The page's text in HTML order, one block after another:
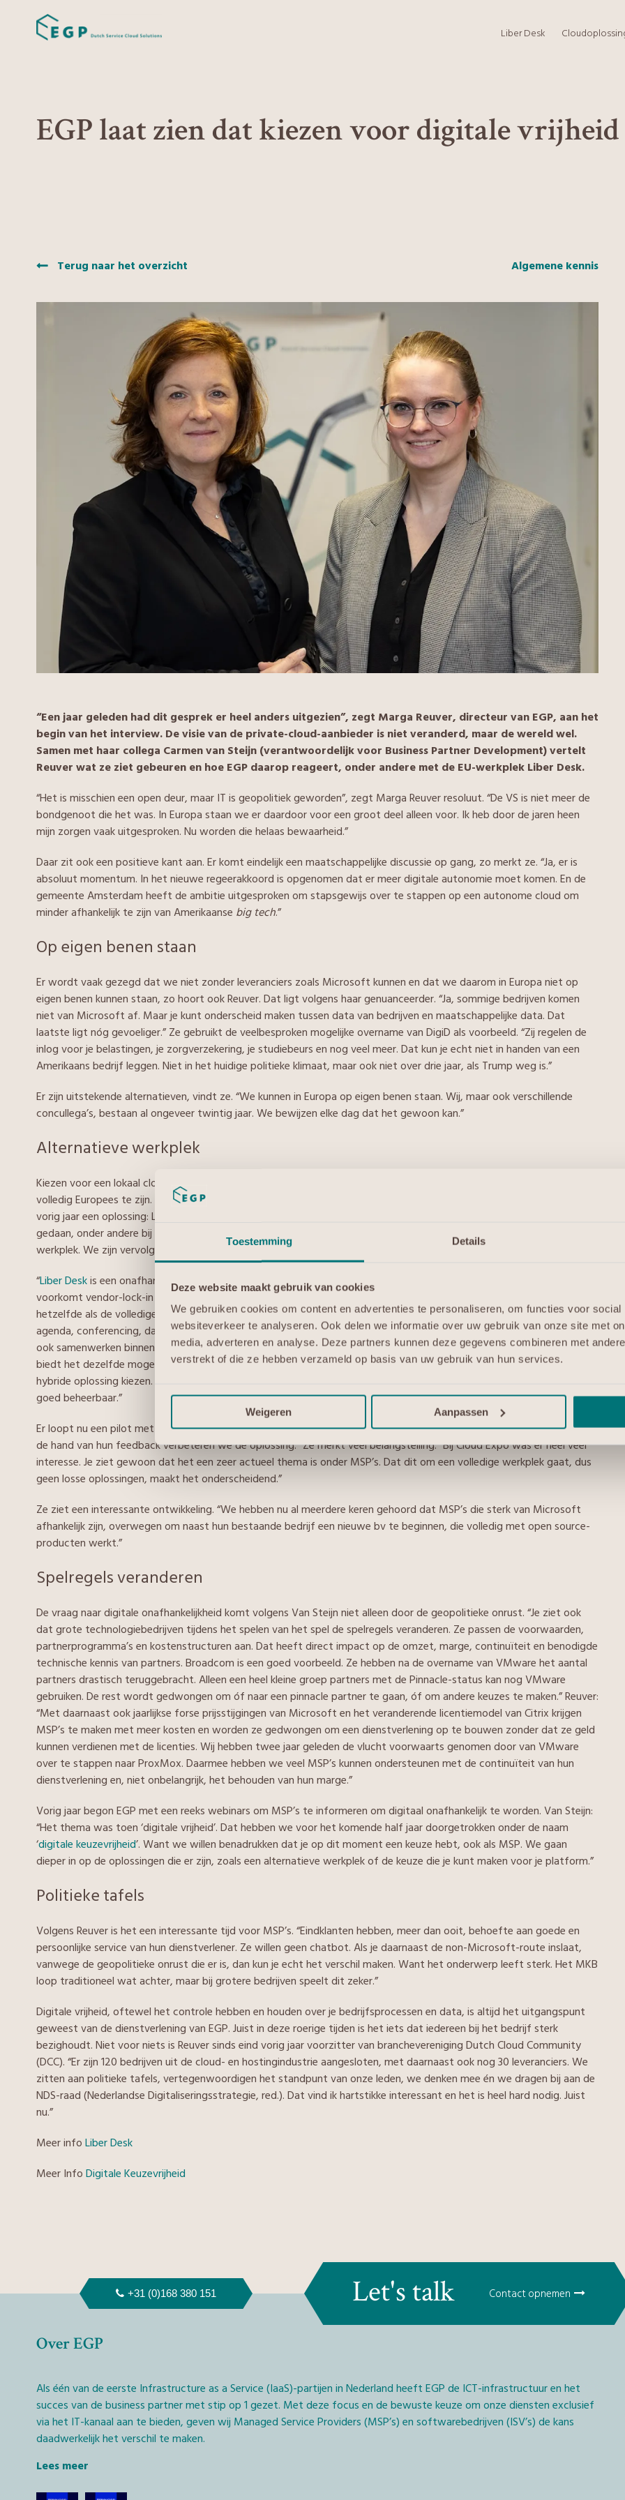
Toestemming Details
Deze website maakt gebruik van cookies
We gebruiken cookies om content en advertenties te personaliseren, om functies voor
websiteverkeer te analyseren. Ook delen we informatie over uw gebruik van onze site met
media, adverteren en analyse. Deze partners kunnen deze gegevens combineren met
verstrekt of die ze hebben verzameld op basis van uw gebruik van hun services.
Weigeren Aanpassen
Liber Desk
EGP laat zien dat kiezen voor digitale
Terug naar het overzicht Algemene kennis
“Een jaar geleden had dit gesprek er heel anders uitgezien”, zegt Marga Reuver, directeur van EGP, aan het
begin van het interview. De visie van de private-cloud-aanbieder is niet veranderd, maar de wereld wel.
Samen met haar collega Carmen van Steijn (verantwoordelijk voor Business Partner Development) vertelt
Reuver wat ze ziet gebeuren en hoe EGP daarop reageert, onder andere met de EU-werkplek Liber Desk.
“Het is misschien een open deur, maar IT is geopolitiek geworden”, zegt Marga Reuver resoluut. “De VS is niet meer de
bondgenoot die het was. In Europa staan we er daardoor voor een groot deel alleen voor. Ik heb door de jaren heen
mijn zorgen vaak uitgesproken. Nu worden die helaas bewaarheid.”
Daar zit ook een positieve kant aan. Er komt eindelijk een maatschappelijke discussie op gang, zo merkt ze. “Ja, er is
absoluut momentum. In het nieuwe regeerakkoord is opgenomen dat er meer digitale autonomie moet komen. En de
gemeente Amsterdam heeft de ambitie uitgesproken om stapsgewijs over te stappen op een autonome cloud om
minder afhankelijk te zijn van Amerikaanse bigtech.”
Op eigen benen staan
Er wordt vaak gezegd dat we niet zonder leveranciers zoals Microsoft kunnen en dat we daarom in Europa niet op
eigen benen kunnen staan, zo hoort ook Reuver. Dat ligt volgens haar genuanceerder. “Ja, sommige bedrijven komen
niet van Microsoft af. Maar je kunt onderscheid maken tussen data van bedrijven en maatschappelijke data. Dat
laatste ligt nóg gevoeliger.” Ze gebruikt de veelbesproken mogelijke overname van DigiD als voorbeeld. “Zij regelen de
inlog voor je belastingen, je zorgverzekering, je studiebeurs en nog veel meer. Dat kun je echt niet in handen van een
Amerikaans bedrijf leggen. Niet in het huidige politieke klimaat, maar ook niet over drie jaar, als Trump weg is.”
Er zijn uitstekende alternatieven, vindt ze. “We kunnen in Europa op eigen benen staan. Wij, maar ook verschillende
concullega’s, bestaan al ongeveer twintig jaar. We bewijzen elke dag dat het gewoon kan.”
Alternatieve werkplek
Kiezen voor een lokaal cloudplatform is volgens haar prima mogelijk. De uitdaging zit erin om ook op werkplek-niveau
volledig Europees te zijn. Dan moet je leveranciers zoals met name Microsoft omzeilen. Daarvoor heeft EGP sinds eind
vorig jaar een oplossing: Liber Desk. Carmen van Steijn vertelt over de visie die daarachter zit. “We hebben onderzoek
gedaan, onder andere bij onze business partners. Daaruit kwam naar voren dat er behoefte is aan een alternatieve
werkplek. We zijn vervolgens gaan bouwen.”
“Liber Deskis een onafhankelijke, modulaire EU-gebaseerde werkplek”, vervolgt ze. “Het geeft je meer vrijheid, het
voorkomt vendor-lock-in en je houdt je data en diensten binnen Europese jurisdictie. Het biedt eigenlijk precies
hetzelfde als de volledige Microsoft-stack, maar dan met open-source-applicaties. Je hebt dus onder andere mail,
agenda, conferencing, dataopslag, file sharing, tekstverwerking, spreadsheets en een presentatie-programma. Je kunt
ook samenwerken binnen die programma’s. Ja, het ziet er anders uit, dus je zult even moeten wennen, maar uiteindelijk
biedt het dezelfde mogelijkheden. Bedrijven die niet volledig over willen stappen op open source kunnen ook voor een
hybride oplossing kiezen. Liber Desk is namelijk, zoals gezegd, volledig modulair opgebouwd en daarnaast ook heel
goed beheerbaar.”
Er loopt nu een pilot met Liber Desk. Van Steijn: “Verschillende partners kijken hoe het werkt en wat ze nog missen. Aan
de hand van hun feedback verbeteren we de oplossing.” Ze merkt veel belangstelling. “Bij Cloud Expo was er heel veel
interesse. Je ziet gewoon dat het een zeer actueel thema is onder MSP’s. Dat dit om een volledige werkplek gaat, dus
geen losse oplossingen, maakt het onderscheidend.”
Ze ziet een interessante ontwikkeling. “We hebben nu al meerdere keren gehoord dat MSP’s die sterk van Microsoft
afhankelijk zijn, overwegen om naast hun bestaande bedrijf een nieuwe bv te beginnen, die volledig met open source-
producten werkt.”
Spelregels veranderen
De vraag naar digitale onafhankelijkheid komt volgens Van Steijn niet alleen door de geopolitieke onrust. “Je ziet ook
dat grote technologiebedrijven tijdens het spelen van het spel de spelregels veranderen. Ze passen de voorwaarden,
partnerprogramma’s en kostenstructuren aan. Dat heeft direct impact op de omzet, marge, continuïteit en benodigde
technische kennis van partners. Broadcom is een goed voorbeeld. Ze hebben na de overname van VMware het aantal
partners drastisch teruggebracht. Alleen een heel kleine groep partners met de Pinnacle-status kan nog VMware
gebruiken. De rest wordt gedwongen om óf naar een pinnacle partner te gaan, óf om andere keuzes te maken.” Reuver:
“Met daarnaast ook jaarlijkse forse prijsstijgingen van Microsoft en het veranderende licentiemodel van Citrix krijgen
MSP’s te maken met meer kosten en worden ze gedwongen om een dienstverlening op te bouwen zonder dat ze geld
kunnen verdienen met de licenties. Wij hebben twee jaar geleden de vlucht voorwaarts genomen door van VMware
over te stappen naar ProxMox. Daarmee hebben we veel MSP’s kunnen ondersteunen met de continuïteit van hun
dienstverlening en, niet onbelangrijk, het behouden van hun marge.”
Vorig jaar begon EGP met een reeks webinars om MSP’s te informeren om digitaal onafhankelijk te worden. Van Steijn:
“Het thema was toen ‘digitale vrijheid’. Dat hebben we voor het komende half jaar doorgetrokken onder de naam
‘digitale keuzevrijheid’. Want we willen benadrukken dat je op dit moment een keuze hebt, ook als MSP. We gaan
dieper in op de oplossingen die er zijn, zoals een alternatieve werkplek of de keuze die je kunt maken voor je platform.”
Politieke tafels
Volgens Reuver is het een interessante tijd voor MSP’s. “Eindklanten hebben, meer dan ooit, behoefte aan goede en
persoonlijke service van hun dienstverlener. Ze willen geen chatbot. Als je daarnaast de non-Microsoft-route inslaat,
vanwege de geopolitieke onrust die er is, dan kun je echt het verschil maken. Want het onderwerp leeft sterk. Het MKB
loop traditioneel wat achter, maar bij grotere bedrijven speelt dit zeker.”
Digitale vrijheid, oftewel het controle hebben en houden over je bedrijfsprocessen en data, is altijd het uitgangspunt
geweest van de dienstverlening van EGP. Juist in deze roerige tijden is het iets dat iedereen bij het bedrijf sterk
bezighoudt. Niet voor niets is Reuver sinds eind vorig jaar voorzitter van branchevereniging Dutch Cloud Community
(DCC). “Er zijn 120 bedrijven uit de cloud- en hostingindustrie aangesloten, met daarnaast ook nog 30 leveranciers. We
zitten aan politieke tafels, vertegenwoordigen het standpunt van onze leden, we denken mee én we dragen bij aan de
NDS-raad (Nederlandse Digitaliseringsstrategie, red.). Dat vind ik hartstikke interessant en het is heel hard nodig. Juist
nu.”
Meer infoLiber Desk
Meer InfoDigitale Keuzevrijheid
+31 (0)168 380 151 Let's talk Contact opnemen
Over EGP
Als één van de eerste Infrastructure as a Service (IaaS)-partijen in Nederland heeft EGP de ICT-infrastructuur en het
succes van de business partner met stip op 1 gezet. Met deze focus en de bewuste keuze om onze diensten exclusief
via het IT-kanaal aan te bieden, geven wij Managed Service Providers (MSP’s) en softwarebedrijven (ISV’s) de kans
daadwerkelijk het verschil te maken.
De technologische keuze die we hierbij hebben gemaakt, is het EGP Private Cloudplatform met dienstverlening, geleverd
vanaf Nederlandse bodem. Alleen op deze wijze houdt iedereen controle over businessprocessen en data en wordt er
Lees meer